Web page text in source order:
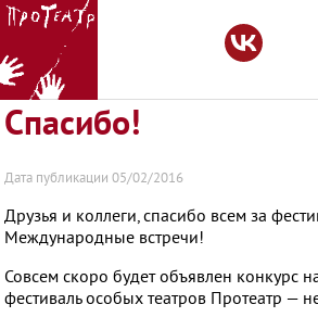
Про
О фестивале
Организаторы
Спасибо!
Дата публикации 05/02/2016
Друзья и коллеги, спасибо всем за
Международные встречи!
Совсем скоро будет объявлен конкурс
фестиваль особых театров Протеатр —